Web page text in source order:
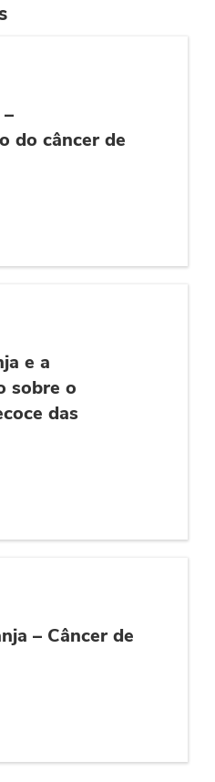
do câncer de
e a
sobre o
das
– Câncer de